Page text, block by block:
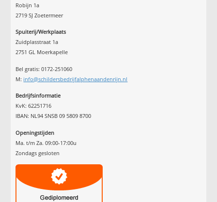
Robijn 1a
2719 SJ Zoetermeer
Spuiterij/Werkplaats
Zuidplasstraat 1a
2751 GL Moerkapelle
Bel gratis: 0172-251060
M: info@schildersbedrijfalphenaandenrijn.nl
Bedrijfsinformatie
KvK: 62251716
IBAN: NL94 SNSB 09 5809 8700
Openingstijden
Ma. t/m Za. 09:00-17:00u
Zondags gesloten